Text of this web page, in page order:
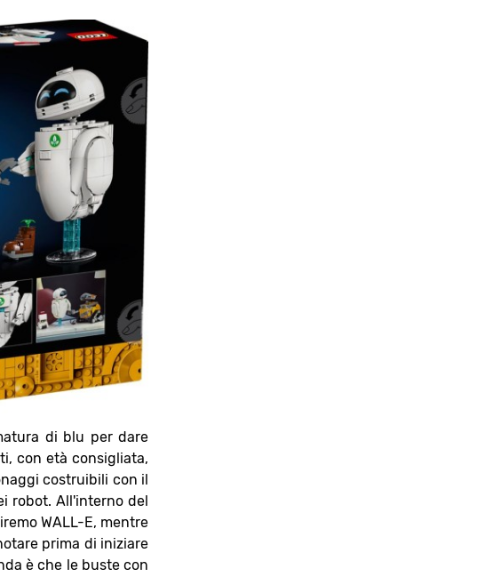
di blu per dare
con età consigliata,
costruibili con il
robot. All'interno del
WALL-E, mentre
prima di iniziare
è che le buste con